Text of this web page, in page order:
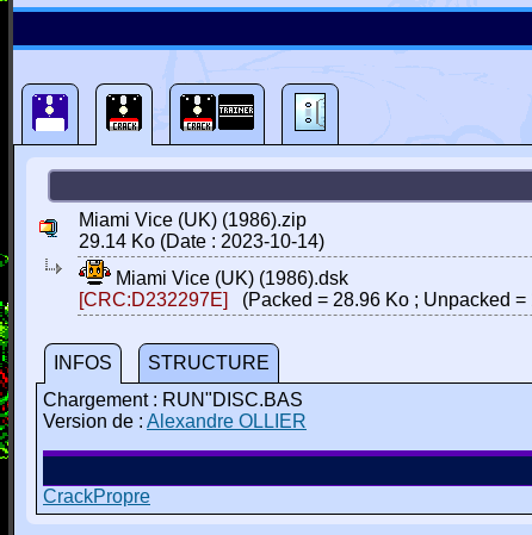
Miami Vice (UK) (1986).zip
29.14 Ko (Date : 2023-10-14)
Miami Vice (UK) (1986).dsk
[CRC:D232297E]
(Packed = 28.96 Ko ; Unpacked =
INFOS
STRUCTURE
Chargement : RUN"DISC.BAS
Version de : Alexandre OLLIER
CrackPropre